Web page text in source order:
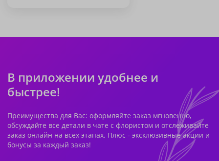
В приложении удобнее и
быстрее!
Преимущества для Вас: оформляйте заказ мгновенно,
обсуждайте все детали в чате с флористом и отслеживайте
заказ онлайн на всех этапах. Плюс - эксклюзивные акции и
бонусы за каждый заказ!